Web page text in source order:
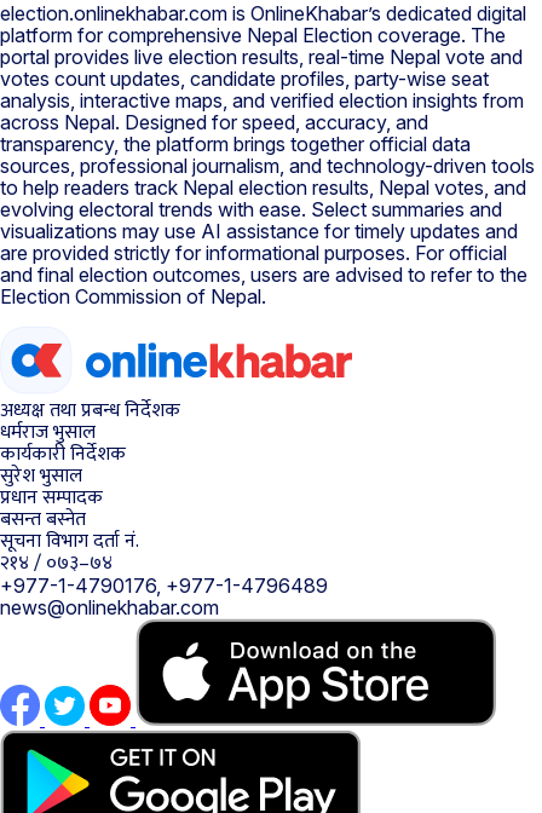
election.onlinekhabar.com is OnlineKhabar’s dedicated digital
platform for comprehensive Nepal Election coverage. The
portal provides live election results, real-time Nepal vote and
votes count updates, candidate profiles, party-wise seat
analysis, interactive maps, and verified election insights from
across Nepal. Designed for speed, accuracy, and
transparency, the platform brings together official data
sources, professional journalism, and technology-driven tools
to help readers track Nepal election results, Nepal votes, and
evolving electoral trends with ease. Select summaries and
visualizations may use AI assistance for timely updates and
are provided strictly for informational purposes. For official
and final election outcomes, users are advised to refer to the
Election Commission of Nepal.
अध्यक्ष तथा प्रबन्ध निर्देशक
धर्मराज भुसाल
कार्यकारी निर्देशक
सुरेश भुसाल
प्रधान सम्पादक
बसन्त बस्नेत
सूचना विभाग दर्ता नं.
२१४ / ०७३–७४
+977-1-4790176, +977-1-4796489
news@onlinekhabar.com